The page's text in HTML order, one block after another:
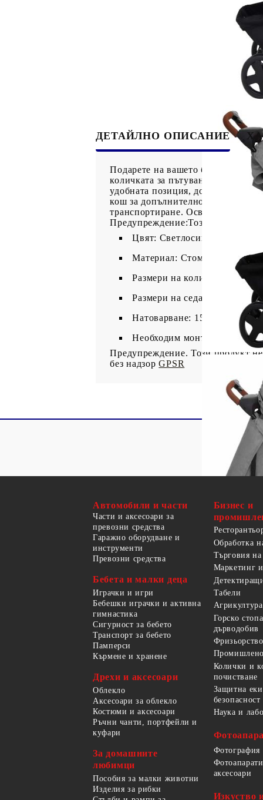
ДЕТАЙЛНО ОПИСАНИЕ
Подарете на вашето бебе
количката за пътуване е здрава
удобната позиция, докато седи
кош за допълнително място за
транспортиране. Освен това
Предупреждение:Този продукт не
Цвят: Светлосив
Материал: Стомана, лен
Размери на количката: 49
Размери на седалката за
Натоварване: 15 кг
Необходим монтаж
Предупреждение. Този продукт
без надзорGPSR
Автомобили и части
Части и аксесоари за
превозни средства
Гаражно оборудване и
инструменти
Превозни средства
Бебета и малки деца
Играчки и игри
Бебешки играчки и активна
гимнастика
Сигурност за бебето
Транспорт за бебето
Памперси
Кърмене и хранене
Дрехи и аксесоари
Облекло
Аксесоари за облекло
Костюми и аксесоари
Ръчни чанти, портфейли и
куфари
За домашните
любимци
Пособия за малки животни
Изделия за рибки
Бизнес и
Обработка
Търговия
Маркетинг
Табели
Агрикултура
Горско
дърводобив
Колички и
почистване
Защитна
Наука и
Фотография
аксесоари
Изкуство